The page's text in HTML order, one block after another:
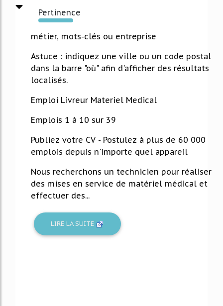
Pertinence
3013%
métier, mots-clés ou entreprise
Astuce : indiquez une ville ou un code postal
dans la barre "où" afin d'afficher des résultats
localisés.
Emploi Livreur Materiel Medical
Emplois 1 à 10 sur 39
Publiez votre CV - Postulez à plus de 60 000
emplois depuis n'importe quel appareil
Nous recherchons un technicien pour réaliser
des mises en service de matériel médical et
effectuer des...
LIRE LA SUITE